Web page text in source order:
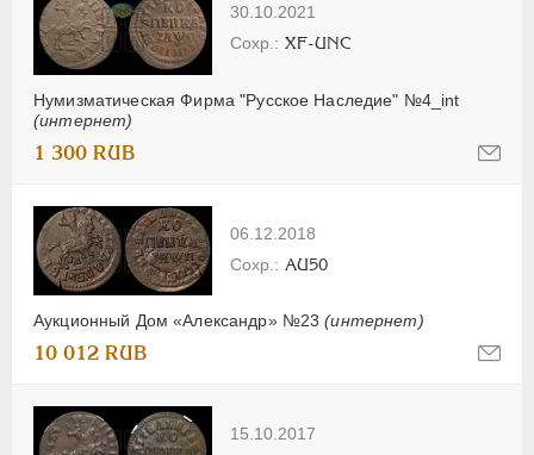
30.10.2021
Нумизматическая Фирма "Русское Наследие" №4_int
(интернет)
XF-UNC
1 300 RUB
06.12.2018
Аукционный Дом «Александр» №23(интернет)
AU50
10 012 RUB
15.10.2017